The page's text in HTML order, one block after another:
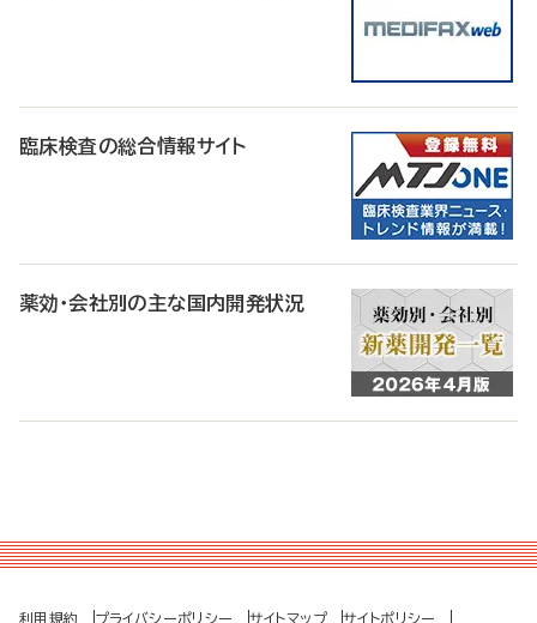
臨床検査の総合情報サイト
薬効・会社別の主な国内開発状況
利用規約 プライバシーポリシー サイトマップ サイトポリシー